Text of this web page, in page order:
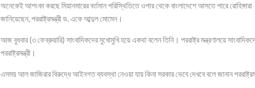
অনেকেই আশংকা করছে মিয়ানমারের বর্তমান পরিস্থিতিতে ওপার থেকে বাংলাদেশে আসতে পারে
জানিয়েছেন, পররাষ্ট্রমন্ত্রী ড. একে আব্দুল মোমেন।
আজ বুধবার (৩ ফেব্রুয়ারি) সাংবাদিকদের মুখোমুখি হয়ে একথা বলেন তিনি। পররাষ্ট্র মন্ত্রণালয়ে
পররাষ্ট্রমন্ত্রী।
এসময় আল জাজিরার বিরুদ্ধে আইনগত ব্যবস্থা নেওয়া যায় কিনা সরকার ভেবে দেখবে বলে জানান